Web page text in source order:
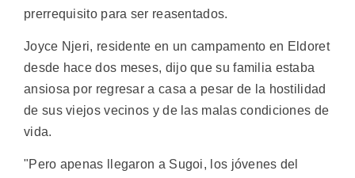
prerrequisito para ser reasentados.
Joyce Njeri, residente en un campamento en Eldoret
desde hace dos meses, dijo que su familia estaba
ansiosa por regresar a casa a pesar de la hostilidad
de sus viejos vecinos y de las malas condiciones de
vida.
"Pero apenas llegaron a Sugoi, los jóvenes del